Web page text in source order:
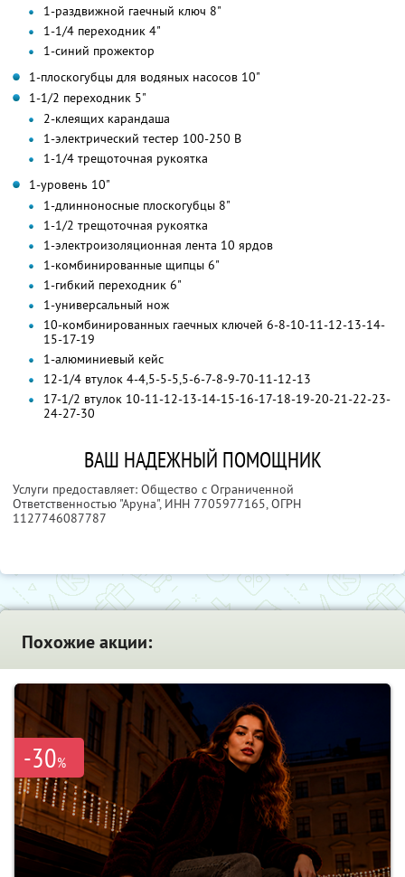
1-раздвижной гаечный ключ 8"
1-1/4 переходник 4"
1-синий прожектор
1-плоскогубцы для водяных насосов 10"
1-1/2 переходник 5"
2-клеящих карандаша
1-электрический тестер 100-250 В
1-1/4 трещоточная рукоятка
1-уровень 10"
1-длинноносные плоскогубцы 8"
1-1/2 трещоточная рукоятка
1-электроизоляционная лента 10 ярдов
1-комбинированные щипцы 6"
1-гибкий переходник 6"
1-универсальный нож
10-комбинированных гаечных ключей 6-8-10-11-12-13-14-
15-17-19
1-алюминиевый кейс
12-1/4 втулок 4-4,5-5-5,5-6-7-8-9-70-11-12-13
17-1/2 втулок 10-11-12-13-14-15-16-17-18-19-20-21-22-23-
24-27-30
ВАШ НАДЕЖНЫЙ ПОМОЩНИК
Услуги предоставляет: Общество с Ограниченной
Ответственностью "Аруна", ИНН 7705977165, ОГРН
1127746087787
Похожие акции:
-30%